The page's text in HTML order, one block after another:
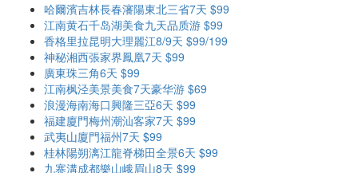
哈爾濱吉林長春瀋陽東北三省7天 $99
江南黄石千岛湖美食九天品质游 $99
香格里拉昆明大理麗江8/9天 $99/199
神秘湘西張家界鳳凰7天 $99
廣東珠三角6天 $99
江南枫泾美景美食7天豪华游 $69
浪漫海南海口興隆三亞6天 $99
福建廈門梅州潮汕客家7天 $99
武夷山廈門福州7天 $99
桂林陽朔漓江龍脊梯田全景6天 $99
九寨溝成都樂山峨眉山8天 $99